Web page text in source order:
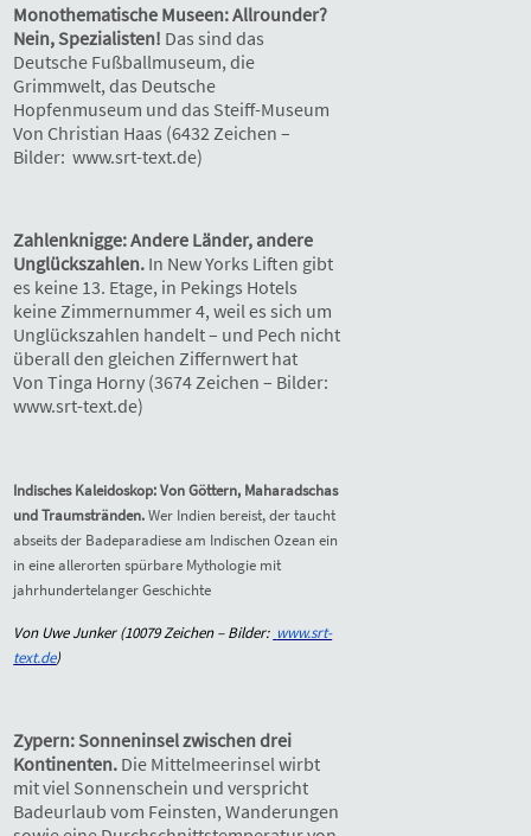
Monothematische Museen: Allrounder?
Nein, Spezialisten! Das sind das
Deutsche Fußballmuseum, die
Grimmwelt, das Deutsche
Hopfenmuseum und das Steiff-Museum
Von Christian Haas (6432 Zeichen –
Bilder: www.srt-text.de)
Zahlenknigge: Andere Länder, andere
Unglückszahlen. In New Yorks Liften gibt
es keine 13. Etage, in Pekings Hotels
keine Zimmernummer 4, weil es sich um
Unglückszahlen handelt – und Pech nicht
überall den gleichen Ziffernwert hat
Von Tinga Horny (3674 Zeichen – Bilder:
www.srt-text.de)
Indisches Kaleidoskop: Von Göttern, Maharadschas
und Traumstränden.Wer Indien bereist, der taucht
abseits der Badeparadiese am Indischen Ozean ein
in eine allerorten spürbare Mythologie mit
jahrhundertelanger Geschichte
Von Uwe Junker (10079Zeichen – Bilder: www.srt-
text.de)
Zypern: Sonneninsel zwischen drei
Kontinenten. Die Mittelmeerinsel wirbt
mit viel Sonnenschein und verspricht
Badeurlaub vom Feinsten, Wanderungen